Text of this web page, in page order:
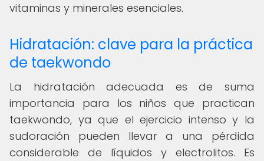
vitaminas y minerales esenciales.
Hidratación: clave para la práctica
de taekwondo
La hidratación adecuada es de suma
importancia para los niños que practican
taekwondo, ya que el ejercicio intenso y la
sudoración pueden llevar a una pérdida
considerable de líquidos y electrolitos. Es